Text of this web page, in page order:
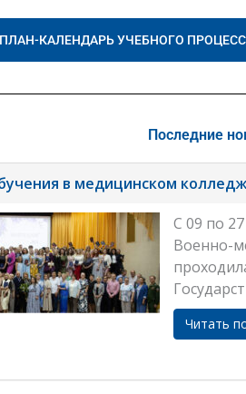
ПЛАН-КАЛЕНДАРЬ УЧЕБНОГО
Последние
в медицинском
С 09 по
Военно-
Читать